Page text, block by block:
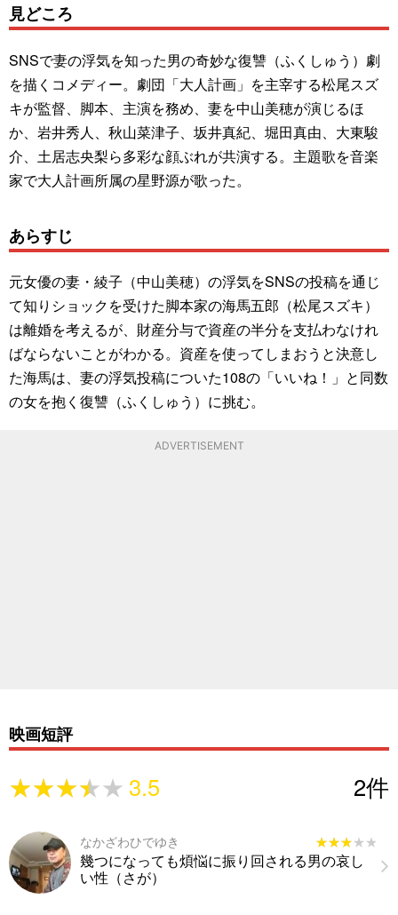
見どころ
SNSで妻の浮気を知った男の奇妙な復讐（ふくしゅう）劇
を描くコメディー。劇団「大人計画」を主宰する松尾スズ
キが監督、脚本、主演を務め、妻を中山美穂が演じるほ
か、岩井秀人、秋山菜津子、坂井真紀、堀田真由、大東駿
介、土居志央梨ら多彩な顔ぶれが共演する。主題歌を音楽
家で大人計画所属の星野源が歌った。
あらすじ
元女優の妻・綾子（中山美穂）の浮気をSNSの投稿を通じ
て知りショックを受けた脚本家の海馬五郎（松尾スズキ）
は離婚を考えるが、財産分与で資産の半分を支払わなけれ
ばならないことがわかる。資産を使ってしまおうと決意し
た海馬は、妻の浮気投稿についた108の「いいね！」と同数
の女を抱く復讐（ふくしゅう）に挑む。
ADVERTISEMENT
映画短評
★★★★★
★★★★★ 3.5 2件
なかざわひでゆき ★★★★★
★★★★★
幾つになっても煩悩に振り回される男の哀し
い性（さが）